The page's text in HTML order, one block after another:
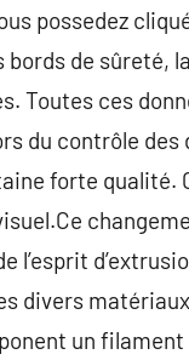
possedez
de sûreté,
Toutes ces
du contrôle
forte qualité.
l’esprit
divers
un